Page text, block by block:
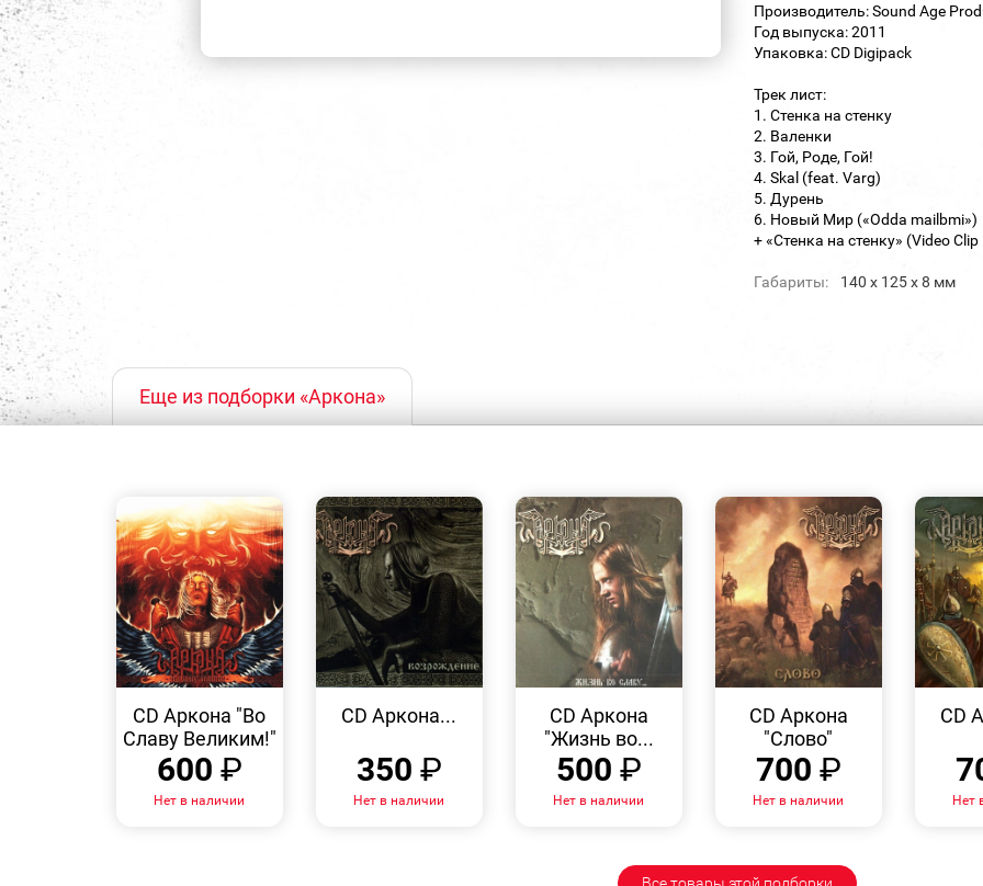
Производитель: Sound Age
Год выпуска: 2011
Упаковка: CD Digipack
Трек лист:
1. Стенка на стенку
2. Валенки
3. Гой, Роде, Гой!
4. Skal (feat. Varg)
5. Дурень
6. Новый Мир («Odda mailbmi»)
+ «Стенка на стенку» (Video Clip
Габариты: 140 х 125 х 8 мм
Еще из подборки «Аркона»
ПРОСМОТР
CD Аркона "Во
Славу Великим!"
600 ₽
Нет в наличии
CD Аркона...
350 ₽
Нет в наличии
ПРОСМОТР
CD Аркона
"Жизнь во...
500 ₽
Нет в наличии
ПРОСМОТР
CD Аркона
"Слово"
700 ₽
Нет в наличии
CD
Нет
Все товары этой подборки